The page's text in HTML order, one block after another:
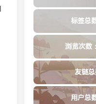
标签总
浏览次数
友链
用户总